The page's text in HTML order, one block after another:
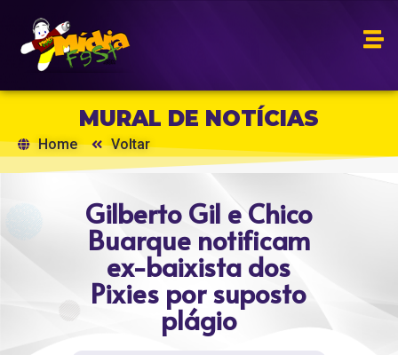
MURAL DE NOTÍCIAS
Home Voltar
Gilberto Gil e Chico
Buarque notificam
ex-baixista dos
Pixies por suposto
plágio